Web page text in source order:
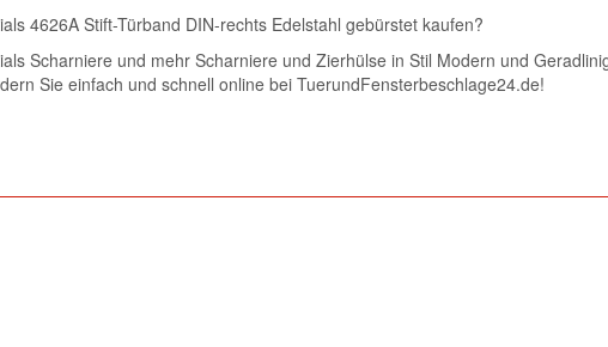
4626A Stift-Türband DIN-rechts Edelstahl gebürstet kaufen?
Scharniere und mehr Scharniere und Zierhülse in Stil Modern und
Sie einfach und schnell online bei TuerundFensterbeschlage24.de!